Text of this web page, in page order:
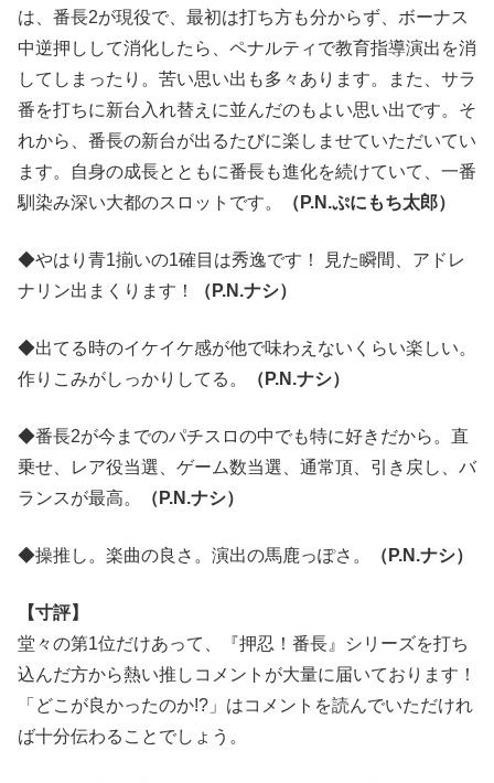
は、番長2が現役で、最初は打ち方も分からず、ボーナス
中逆押しして消化したら、ペナルティで教育指導演出を消
してしまったり。苦い思い出も多々あります。また、サラ
番を打ちに新台入れ替えに並んだのもよい思い出です。そ
れから、番長の新台が出るたびに楽しませていただいてい
ます。自身の成長とともに番長も進化を続けていて、一番
馴染み深い大都のスロットです。
（P.N.ぷにもち太郎）
◆やはり青1揃いの1確目は秀逸です！ 見た瞬間、アドレ
ナリン出まくります！
（P.N.ナシ）
◆出てる時のイケイケ感が他で味わえないくらい楽しい。
作りこみがしっかりしてる。
（P.N.ナシ）
◆番長2が今までのパチスロの中でも特に好きだから。直
乗せ、レア役当選、ゲーム数当選、通常頂、引き戻し、バ
ランスが最高。
（P.N.ナシ）
◆操推し。楽曲の良さ。演出の馬鹿っぽさ。 （P.N.ナシ）
【寸評】
堂々の第1位だけあって、『押忍！番長』シリーズを打ち
込んだ方から熱い推しコメントが大量に届いております！
「どこが良かったのか!?」はコメントを読んでいただけれ
ば十分伝わることでしょう。